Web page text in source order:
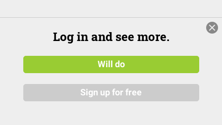
Log in and see more.
Will do
Sign up for free